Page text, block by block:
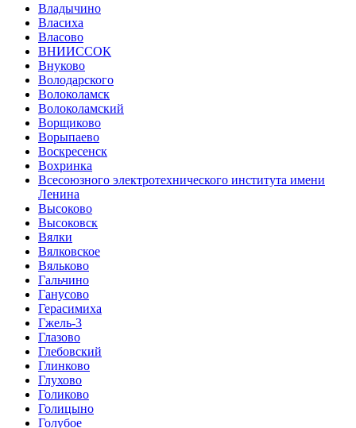
Владычино
Власиха
Власово
ВНИИССОК
Внуково
Володарского
Волоколамск
Волоколамский
Ворщиково
Ворыпаево
Воскресенск
Вохринка
Всесоюзного электротехнического института имени
Ленина
Высоково
Высоковск
Вялки
Вялковское
Вяльково
Гальчино
Ганусово
Герасимиха
Гжель-3
Глазово
Глебовский
Глинково
Глухово
Голиково
Голицыно
Голубое